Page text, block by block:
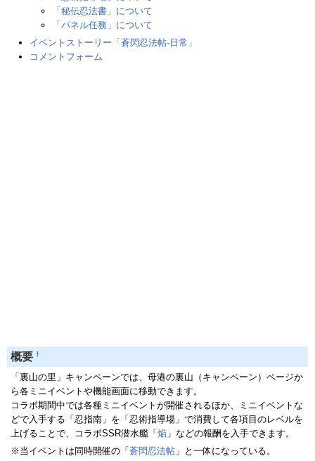
「秘伝忍法書」について
「パネル任務」について
イベントストーリー「蒼閃忍法帖-日常」
コメントフォーム
概要 †
「裏山の里」キャンペーンでは、母港の裏山（キャンペーン）ページか
ら各ミニイベントや機能画面に移動できます。
コラボ期間中では各種ミニイベントが開催されるほか、ミニイベントな
どで入手する「忍指南」を「忍術指導場」で消費して各項目のレベルを
上げることで、コラボSSR潜水艦「焔 」などの報酬を入手できます。
※当イベントは同時開催の「蒼閃忍法帖 」と一体になっている。